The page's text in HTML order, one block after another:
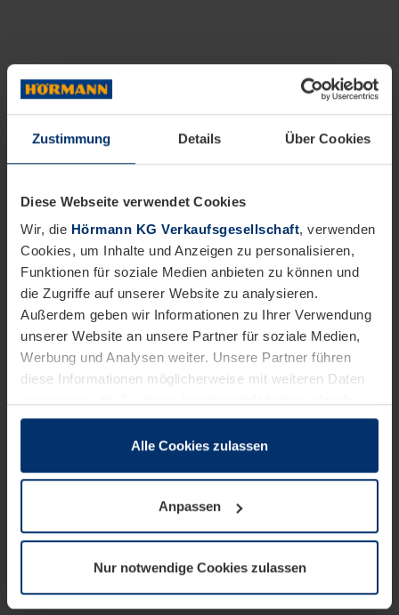
Zustimmung Details Über Cookies
Diese Webseite verwendet Cookies
Wir, die Hörmann KG Verkaufsgesellschaft, verwenden
Cookies, um Inhalte und Anzeigen zu personalisieren,
Funktionen für soziale Medien anbieten zu können und
die Zugriffe auf unserer Website zu analysieren.
Außerdem geben wir Informationen zu Ihrer Verwendung
unserer Website an unsere Partner für soziale Medien,
Werbung und Analysen weiter. Unsere Partner führen
diese Informationen möglicherweise mit weiteren Daten
sie im Rahmen Ihrer Nutzung der Dienste gesammelt
wenn diese für den Betrieb dieser Seite unbedingt
notwendig sind. Für alle anderen Cookie-Typen benötigen
wir Ihre Erlaubnis. Ihre Einwilligung können Sie jederzeit
Datenschutzerklärungunserer Website ändern oder
widerrufen.
Alle Cookies zulassen
Anpassen
Nur notwendige Cookies zulassen